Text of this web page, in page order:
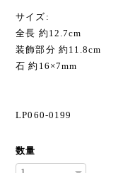
サイズ:
全長 約12.7cm
装飾部分 約11.8cm
石 約16×7mm
LP060-0199
数量